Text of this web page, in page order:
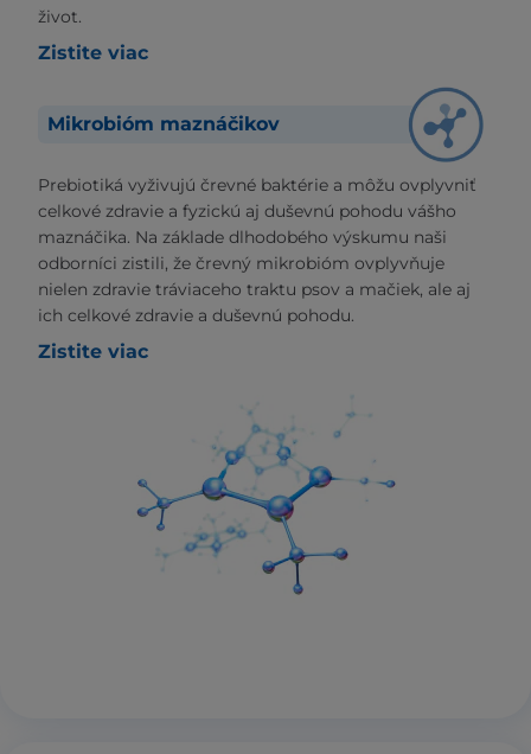
život.
Zistite viac
Mikrobióm maznáčikov
Prebiotiká vyživujú črevné baktérie a môžu ovplyvniť
celkové zdravie a fyzickú aj duševnú pohodu vášho
maznáčika. Na základe dlhodobého výskumu naši
odborníci zistili, že črevný mikrobióm ovplyvňuje
nielen zdravie tráviaceho traktu psov a mačiek, ale aj
ich celkové zdravie a duševnú pohodu.
Zistite viac